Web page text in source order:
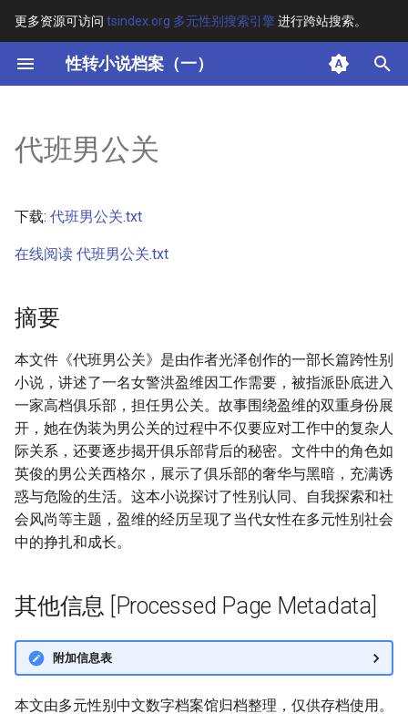
更多资源可访问 tsindex.org 多元性别搜索引擎进行跨站搜索。
性转小说档案（一）
键
搜
索
其他信息 [Processed Page
代班男公关
下载: 代班男公关.txt
在线阅读 代班男公关.txt
摘要
本文件《代班男公关》是由作者光泽创作的一部长篇跨性别
小说，讲述了一名女警洪盈维因工作需要，被指派卧底进入
一家高档俱乐部，担任男公关。故事围绕盈维的双重身份展
开，她在伪装为男公关的过程中不仅要应对工作中的复杂人
际关系，还要逐步揭开俱乐部背后的秘密。文件中的角色如
英俊的男公关西格尔，展示了俱乐部的奢华与黑暗，充满诱
惑与危险的生活。这本小说探讨了性别认同、自我探索和社
会风尚等主题，盈维的经历呈现了当代女性在多元性别社会
中的挣扎和成长。
其他信息 [Processed Page Metadata]
附加信息表
本文由多元性别中文数字档案馆归档整理，仅供存档使用。